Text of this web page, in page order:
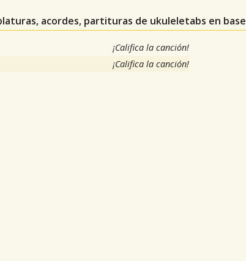
acordes, partituras de ukuleletabs en base
¡Califica la canción!
¡Califica la canción!